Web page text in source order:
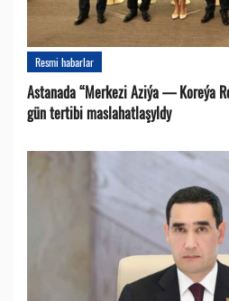
Resmi habarlar
Astanada “Merkezi Aziýa — Koreýa
gün tertibi maslahatlaşyldy